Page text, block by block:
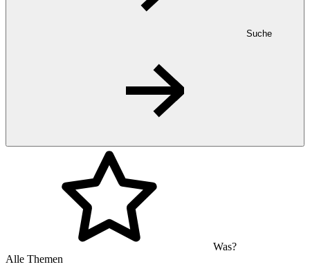
Suche
Was?
Alle Themen